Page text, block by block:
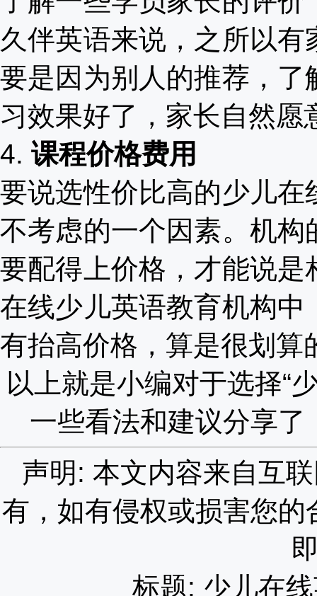
久伴英语来说，之所以
要是因为别人的推荐，
习效果好了，家长自然愿
4. 课程价格费用
要说选性价比高的少儿
不考虑的一个因素。机
要配得上价格，才能说
在线少儿英语教育机构
有抬高价格，算是很划算
以上就是小编对于选择“
一些看法和建议分享
声明: 本文内容来自互
有，如有侵权或损害您
标题: 少儿在